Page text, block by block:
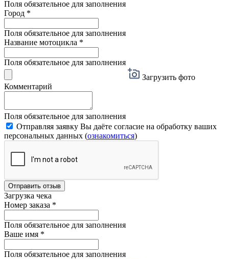
Поля обязательное для заполнения
Город *
Поля обязательное для заполнения
Название мотоцикла *
Поля обязательное для заполнения
Загрузить фото
Комментарий
Поля обязательное для заполнения
Отправляя заявку Вы даёте согласие на обработку ваших
персональных данных (ознакомиться)
Отправить отзыв
Загрузка чека
Номер заказа *
Поля обязательное для заполнения
Ваше имя *
Поля обязательное для заполнения